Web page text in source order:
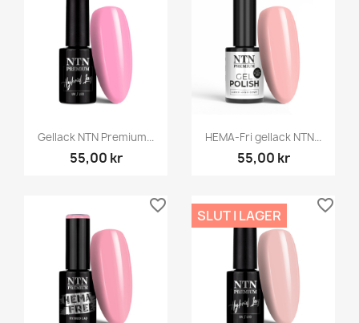
Gellack NTN Premium...
55,00 kr
HEMA-Fri gellack NTN...
55,00 kr
favorite_border
SLUT I LAGER
favorite_border